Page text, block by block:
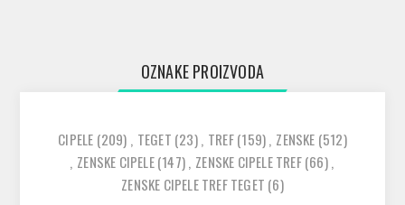
OZNAKE PROIZVODA
CIPELE (209) , TEGET (23), TREF(159), ZENSKE (512)
, ZENSKE CIPELE(147), ZENSKE CIPELE TREF(66),
ZENSKE CIPELE TREF TEGET (6)